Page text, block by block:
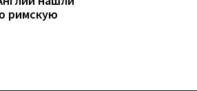
римскую